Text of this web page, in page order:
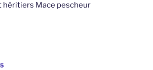
héritiers Mace pescheur